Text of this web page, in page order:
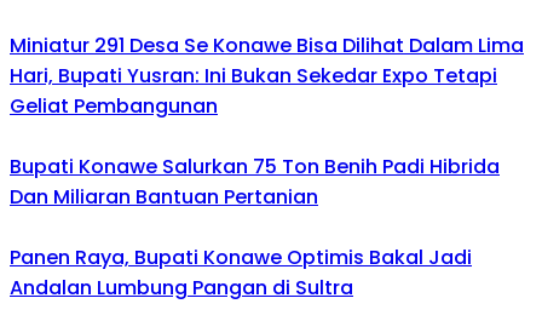
Miniatur 291 Desa Se Konawe Bisa Dilihat Dalam Lima
Hari, Bupati Yusran: Ini Bukan Sekedar Expo Tetapi
Geliat Pembangunan
Bupati Konawe Salurkan 75 Ton Benih Padi Hibrida
Dan Miliaran Bantuan Pertanian
Panen Raya, Bupati Konawe Optimis Bakal Jadi
Andalan Lumbung Pangan di Sultra